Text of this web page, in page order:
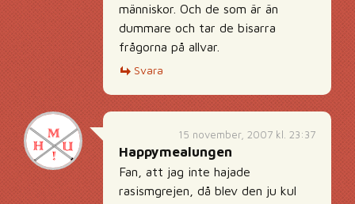
människor. Och de som är än
dummare och tar de bisarra
frågorna på allvar.
Svara
15 november, 2007 kl. 23:37
Happymealungen
Fan, att jag inte hajade
rasismgrejen, då blev den ju kul